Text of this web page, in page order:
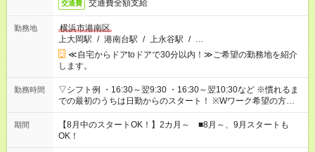
交通費 交通費全額支給
勤務地
横浜市港南区
上大岡駅 / 港南台駅 / 上永谷駅 / …
≪自宅からドアtoドアで30分以内！≫ご希望の勤務地を紹介
します。
勤務時間
▽シフト例 ・16:30～翌9:30 ・16:30～翌10:30など ※慣れるま
での最初のうちは日勤からのスタート！ ※Wワーク希望の方へ
複数就業の場合は、合計40時間以内。
期間
【8月中のスタートOK！】2カ月～ ■8月～、9月スタートも
OK！